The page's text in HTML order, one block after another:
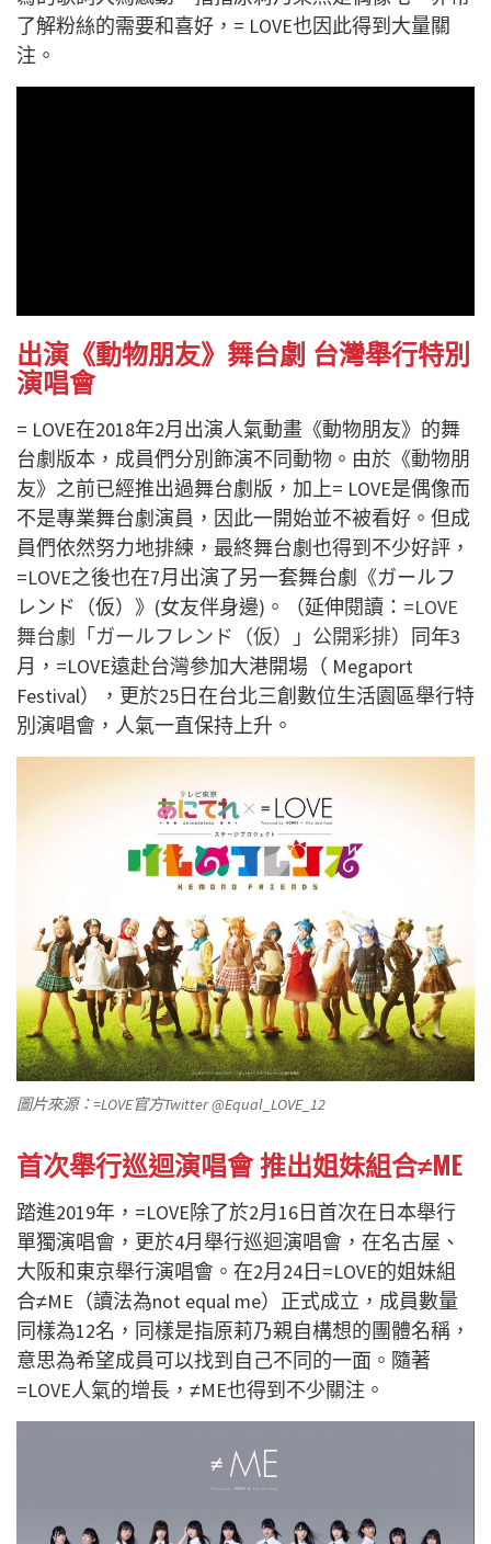
了解粉絲的需要和喜好，= LOVE也因此得到大量關
注。
出演《動物朋友》舞台劇 台灣舉行特別
演唱會
= LOVE在2018年2月出演人氣動畫《動物朋友》的舞
台劇版本，成員們分別飾演不同動物。由於《動物朋
友》之前已經推出過舞台劇版，加上= LOVE是偶像而
不是專業舞台劇演員，因此一開始並不被看好。但成
員們依然努力地排練，最終舞台劇也得到不少好評，
=LOVE之後也在7月出演了另一套舞台劇《ガールフ
レンド（仮）》(女友伴身邊)。（延伸閱讀： =LOVE
舞台劇「ガールフレンド（仮）」公開彩排）同年3
月，=LOVE遠赴台灣參加大港開場（ Megaport
Festival），更於25日在台北三創數位生活園區舉行特
別演唱會，人氣一直保持上升。
圖片來源：=LOVE官方Twitter @Equal_LOVE_12
首次舉行巡迴演唱會 推出姐妹組合≠ME
踏進2019年，=LOVE除了於2月16日首次在日本舉行
單獨演唱會，更於4月舉行巡迴演唱會，在名古屋、
大阪和東京舉行演唱會。在2月24日=LOVE的姐妹組
合≠ME（讀法為not equal me）正式成立，成員數量
同樣為12名，同樣是指原莉乃親自構想的團體名稱，
意思為希望成員可以找到自己不同的一面。隨著
=LOVE人氣的增長，≠ME也得到不少關注。